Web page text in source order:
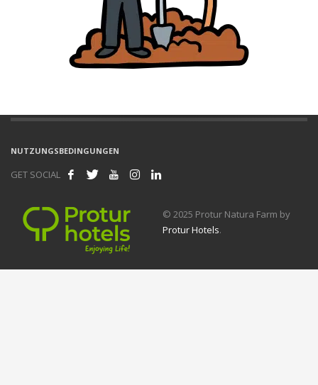
NUTZUNGSBEDINGUNGEN
GET SOCIAL
© 2025 Protur Natura Farm by
Protur Hotels.